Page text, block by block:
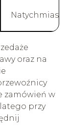
Natychmiast
oraz na
zamówień w
przy